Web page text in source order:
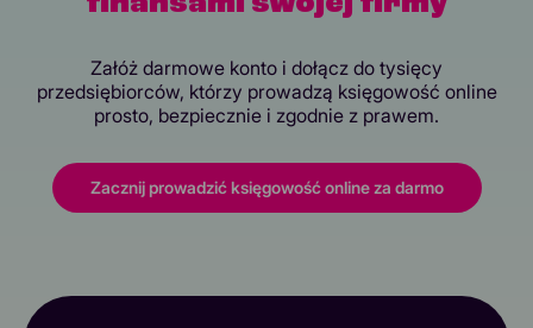
Załóż darmowe konto i dołącz do tysięcy
przedsiębiorców, którzy prowadzą księgowość online
prosto, bezpiecznie i zgodnie z prawem.
Zacznij prowadzić księgowość online za darmo